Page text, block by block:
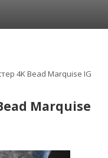
4K Bead Marquise IG
Marquise